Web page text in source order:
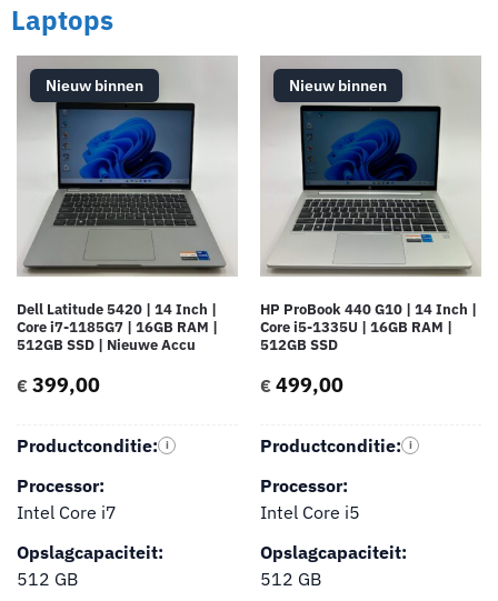
Laptops
Nieuw binnen
Dell Latitude 5420 | 14 Inch |
Core i7-1185G7 | 16GB RAM |
512GB SSD | Nieuwe Accu
€399,00
Productconditie: i
Processor:
Intel Core i7
Opslagcapaciteit:
512 GB
Nieuw binnen
HP ProBook 440 G10 | 14 Inch |
Core i5-1335U | 16GB RAM |
512GB SSD
€499,00
Productconditie: i
Processor:
Intel Core i5
Opslagcapaciteit:
512 GB